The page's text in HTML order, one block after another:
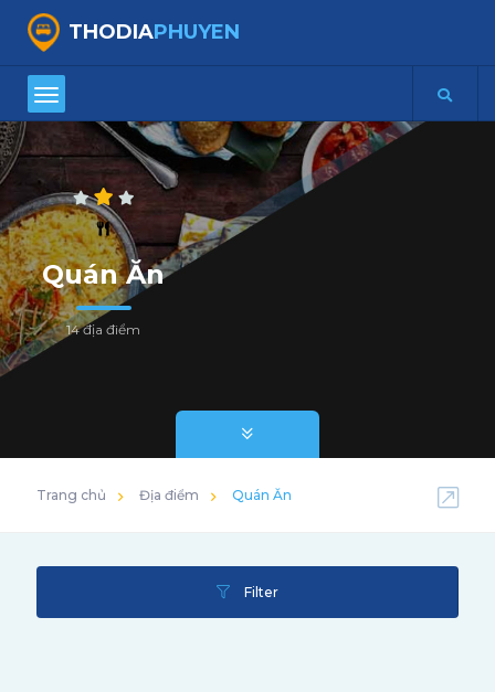
THODIAPHUYEN
Quán Ăn
14 địa điểm
Trang chủ Địa điểm Quán Ăn
Filter